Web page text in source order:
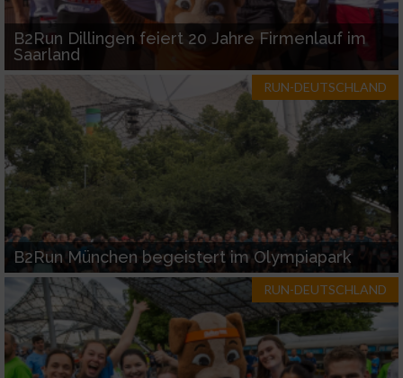
B2Run Dillingen feiert 20 Jahre Firmenlauf im
Saarland
RUN-DEUTSCHLAND
B2Run München begeistert im Olympiapark
RUN-DEUTSCHLAND
Performance
Funktional
Werbung